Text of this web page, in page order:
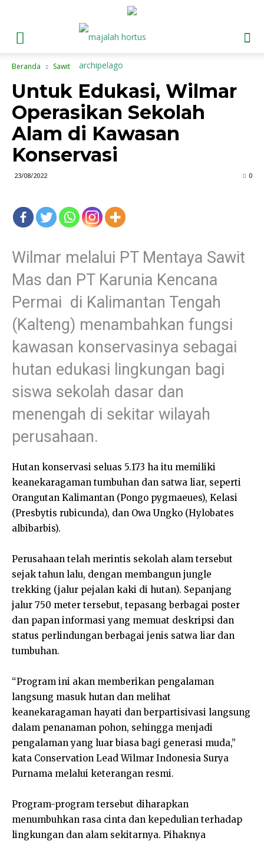
Beranda Sawit
Untuk Edukasi, Wilmar
Operasikan Sekolah
Alam di Kawasan
Konservasi
23/08/2022 0
Wilmar melalui PT Mentaya Sawit
Mas dan PT Karunia Kencana
Permai di Kalimantan Tengah
(Kalteng) menambahkan fungsi
kawasan konservasinya sebagai
hutan edukasi lingkungan bagi
siswa sekolah dasar dan
menengah di sekitar wilayah
perusahaan.
Hutan konservasi seluas 5.173 ha itu memiliki
keanekaragaman tumbuhan dan satwa liar, seperti
Orangutan Kalimantan (Pongo pygmaeues), Kelasi
(Presbytis rubicunda), dan Owa Ungko (Hylobates
albibarbis).
Perusahaan telah merintis sekolah alam tersebut
sejak tahun lalu, dengan membangun jungle
trekking (jalur pejalan kaki di hutan). Sepanjang
jalur 750 meter tersebut, tepasang berbagai poster
dan papan informasi yang memuat deskripsi dan
status perlindungan berbagai jenis satwa liar dan
tumbuhan.
“Program ini akan memberikan pengalaman
langsung masuk hutan dan melihat
keanekaragaman hayati dan berpartisivasi langsung
dalam penanaman pohon, sehingga menjadi
pengalaman yang luar biasa bagi generasi muda,”
kata Conservation Lead Wilmar Indonesia Surya
Purnama melalui keterangan resmi.
Program-program tersebut diharapkan
menumbuhkan rasa cinta dan kepedulian terhadap
lingkungan dan alam sekitarnya. Pihaknya